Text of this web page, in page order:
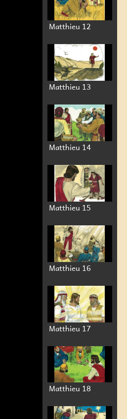
Matthieu 12
Matthieu 13
Matthieu 14
Matthieu 15
Matthieu 16
Matthieu 17
Matthieu 18